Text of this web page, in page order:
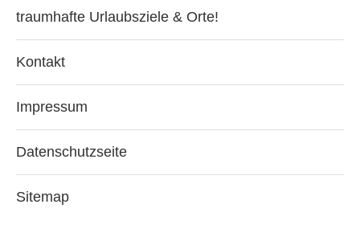
traumhafte Urlaubsziele & Orte!
Kontakt
Impressum
Datenschutzseite
Sitemap